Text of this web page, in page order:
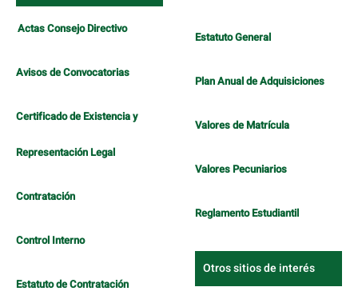
Actas Consejo Directivo
Avisos de Convocatorias
Certificado de Existencia y
Representación Legal
Contratación
Control Interno
Estatuto de Contratación
Estatuto General
Plan Anual de Adquisiciones
Valores de Matrícula
Valores Pecuniarios
Reglamento Estudiantil
Otros sitios de interés